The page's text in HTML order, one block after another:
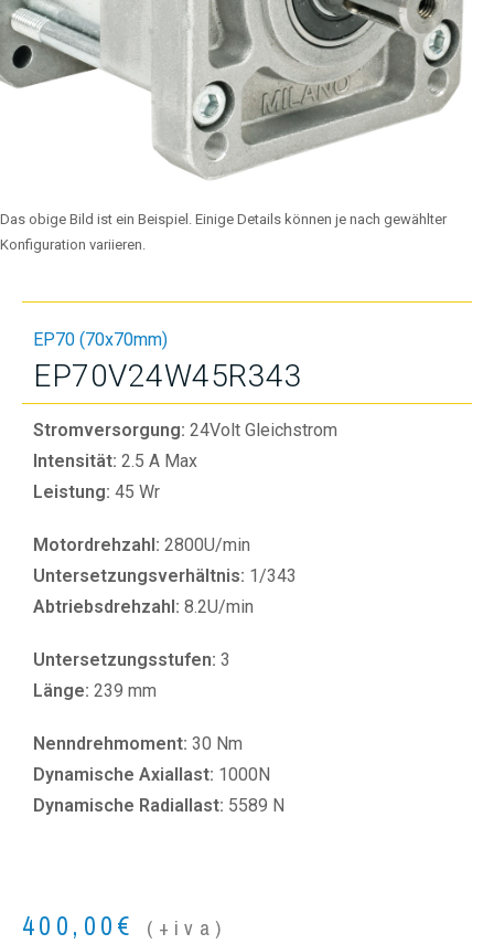
Das obige Bild ist ein Beispiel. Einige Details können je nach gewählter
Konfiguration variieren.
EP70 (70x70mm)
EP70V24W45R343
Stromversorgung: 24Volt Gleichstrom
Intensität: 2.5 A Max
Leistung: 45 Wr
Motordrehzahl: 2800U/min
Untersetzungsverhältnis: 1/343
Abtriebsdrehzahl: 8.2U/min
Untersetzungsstufen: 3
Länge: 239 mm
Nenndrehmoment: 30 Nm
Dynamische Axiallast: 1000N
Dynamische Radiallast: 5589 N
400,00€ (+iva)